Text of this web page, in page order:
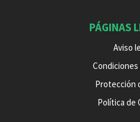
PÁGINAS
Aviso
Protección
Política de